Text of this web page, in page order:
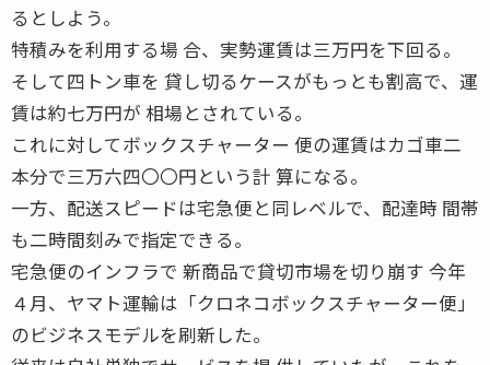
るとしよう。
特積みを利用する場 合、実勢運賃は三万円を下回る。
そして四トン車を 貸し切るケースがもっとも割高で、運
賃は約七万円が 相場とされている。
これに対してボックスチャーター 便の運賃はカゴ車二
本分で三万六四〇〇円という計 算になる。
一方、配送スピードは宅急便と同レベルで、配達時 間帯
も二時間刻みで指定できる。
宅急便のインフラで 新商品で貸切市場を切り崩す 今年
４月、ヤマト運輸は「クロネコボックスチャーター便」
のビジネスモデルを刷新した。